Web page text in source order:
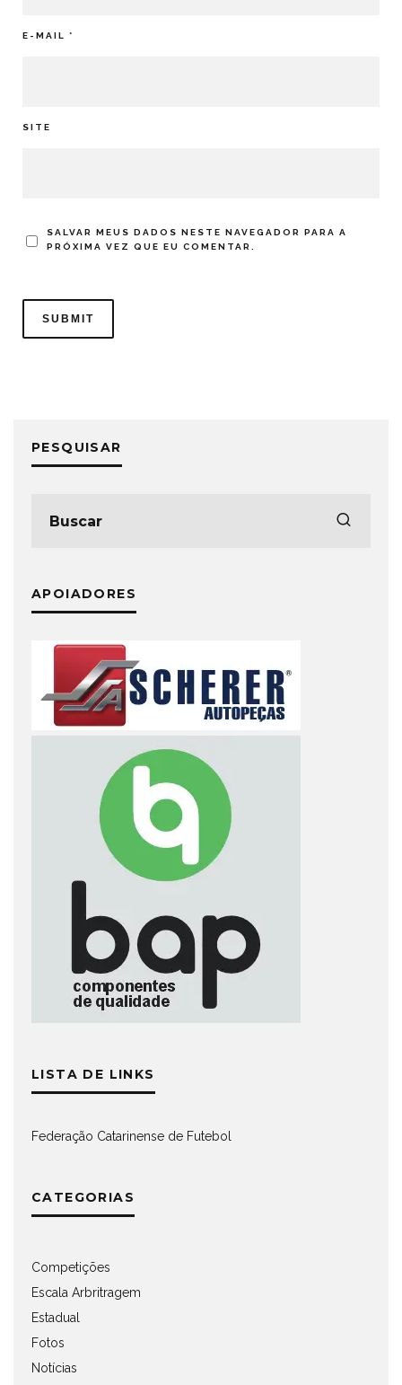
E-MAIL *
SITE
SALVAR MEUS DADOS NESTE NAVEGADOR PARA A
PRÓXIMA VEZ QUE EU COMENTAR.
PESQUISAR
APOIADORES
LISTA DE LINKS
Federação Catarinense de Futebol
CATEGORIAS
Competições
Escala Arbritragem
Estadual
Fotos
Notícias